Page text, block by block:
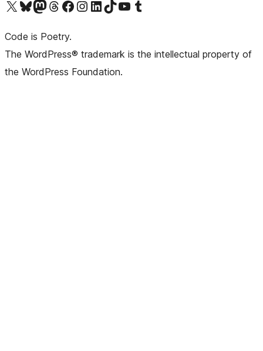
Visita il nostro account X (ex Twitter)
Visita il nostro account Bluesky
Visita il nostro account Mastodon
Visita il nostro account Threads
Visita la nostra pagina Facebook
Visita il nostro account Instagram
Visita il nostro account LinkedIn
Visita il nostro account TikTok
Visita il nostro canale YouTube
Visita il nostro account Tumblr
Code is Poetry.
The WordPress® trademark is the intellectual property of
the WordPress Foundation.